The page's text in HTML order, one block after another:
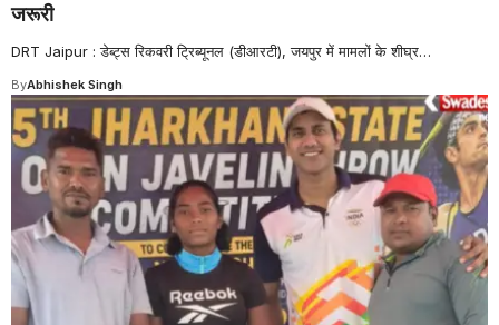
जरूरी
DRT Jaipur : डेब्ट्स रिकवरी ट्रिब्यूनल (डीआरटी), जयपुर में मामलों के शीघ्र…
ByAbhishek Singh